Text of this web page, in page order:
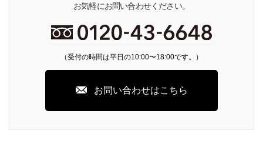
お気軽にお問い合わせください。
（受付の時間は平日の10:00〜18:00です。）
お問い合わせはこちら